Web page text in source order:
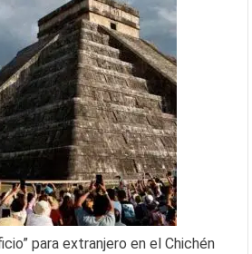
para extranjero en el Chichén